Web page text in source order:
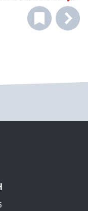
viene inserita nel
si rilascia il